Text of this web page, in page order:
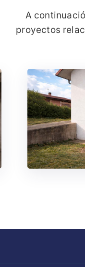
A
proyectos